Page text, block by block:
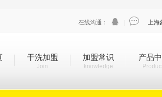
在线沟通：   上海
干洗加盟
Join
加盟常识
knowledge
产品